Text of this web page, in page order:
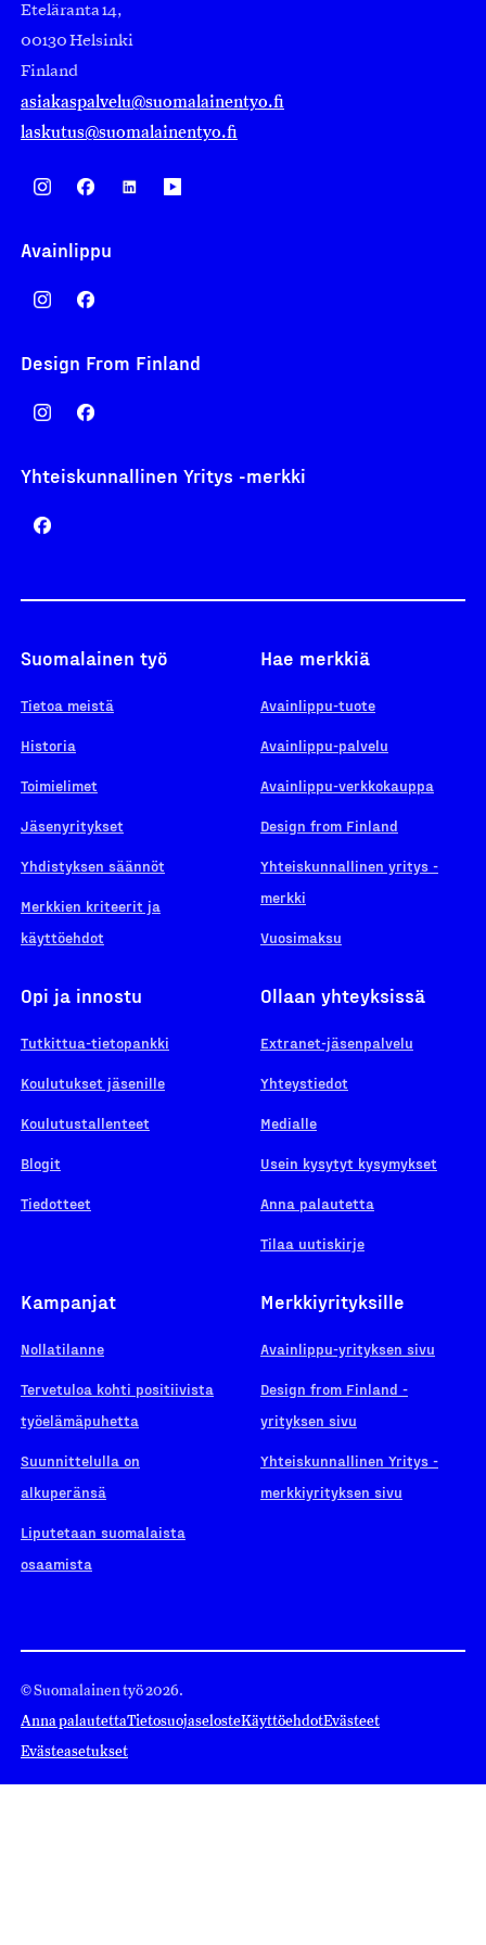
Eteläranta 14,
00130 Helsinki
Finland
asiakaspalvelu@suomalainentyo.fi
laskutus@suomalainentyo.fi
Avainlippu
Design From Finland
Yhteiskunnallinen Yritys -merkki
Suomalainen työ
Tietoa meistä
Historia
Toimielimet
Jäsenyritykset
Yhdistyksen säännöt
Merkkien kriteerit ja
käyttöehdot
Hae merkkiä
Avainlippu-tuote
Avainlippu-palvelu
Avainlippu-verkkokauppa
Design from Finland
Yhteiskunnallinen yritys -
merkki
Vuosimaksu
Opi ja innostu
Tutkittua-tietopankki
Koulutukset jäsenille
Koulutustallenteet
Blogit
Tiedotteet
Ollaan yhteyksissä
Extranet-jäsenpalvelu
Yhteystiedot
Medialle
Usein kysytyt kysymykset
Anna palautetta
Tilaa uutiskirje
Kampanjat
Nollatilanne
Tervetuloa kohti positiivista
työelämäpuhetta
Suunnittelulla on
alkuperänsä
Liputetaan suomalaista
osaamista
Merkkiyrityksille
Avainlippu-yrityksen sivu
Design from Finland -
yrityksen sivu
Yhteiskunnallinen Yritys -
merkkiyrityksen sivu
© Suomalainen työ 2026.
Anna palautettaTietosuojaselosteKäyttöehdotEvästeet
Evästeasetukset